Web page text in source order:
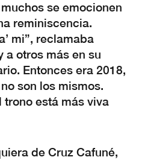
se emocionen
reminiscencia.
mi”, reclamaba
a otros más en su
Entonces era 2018,
son los mismos.
está más viva
de Cruz Cafuné,